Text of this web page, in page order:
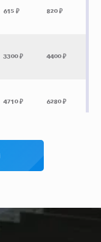
615 ₽ 820 ₽
3300 ₽ 4400 ₽
4710 ₽ 6280 ₽